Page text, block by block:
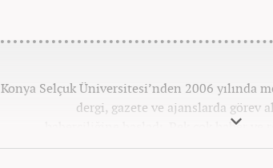
Konya Selçuk Üniversitesi’nden 2006 yılında
dergi, gazete ve ajanslarda görev
haberciliğine başladı. Pek çok haber ve
Haber7.com’da 7 yıldır